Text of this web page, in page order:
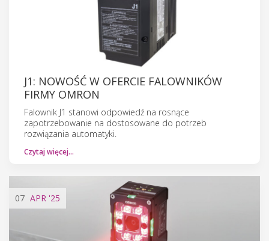
J1: NOWOŚĆ W OFERCIE FALOWNIKÓW
FIRMY OMRON
Falownik J1 stanowi odpowiedź na rosnące
zapotrzebowanie na dostosowane do potrzeb
rozwiązania automatyki.
Czytaj więcej…
07 APR '25